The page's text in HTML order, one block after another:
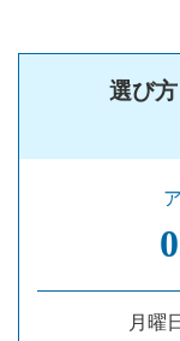
選び
月曜